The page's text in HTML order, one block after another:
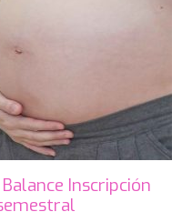
Inscripción